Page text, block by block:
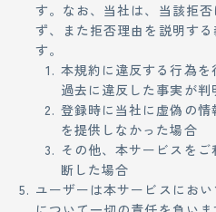
す。なお、当社は、当該拒
ず、また拒否理由を説明す
す。
本規約に違反する行為
過去に違反した事実が判
登録時に当社に虚偽の
を提供しなかった場合
その他、本サービスを
断した場合
ユーザーは本サービスにお